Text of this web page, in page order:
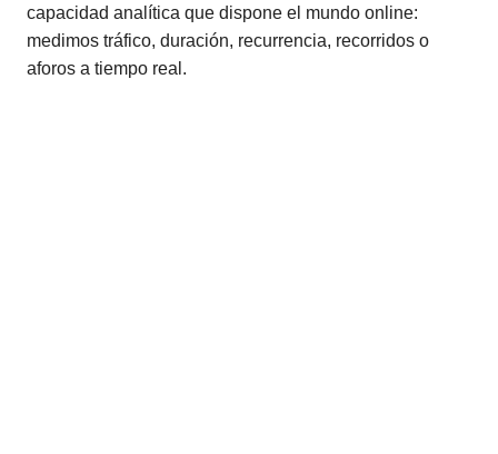
capacidad analítica que dispone el mundo online:
medimos tráfico, duración, recurrencia, recorridos o
aforos a tiempo real.